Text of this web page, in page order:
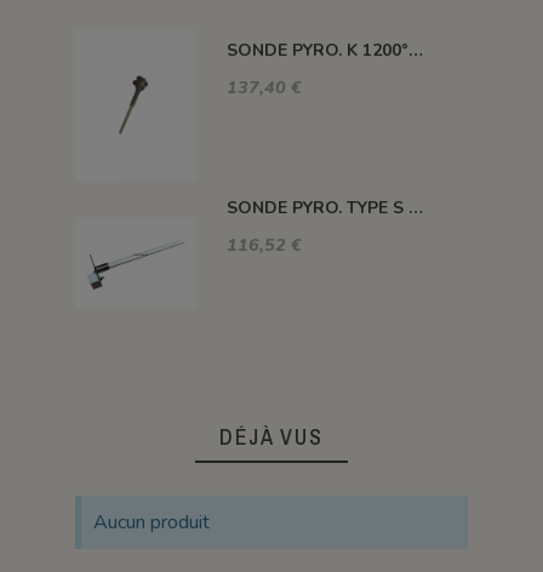
SONDE PYRO. K 1200° 220MM AVEC TETE
137,40 €
SONDE PYRO. TYPE S 1400° 120MM SANS TETE
116,52 €
DÉJÀ VUS
Aucun produit